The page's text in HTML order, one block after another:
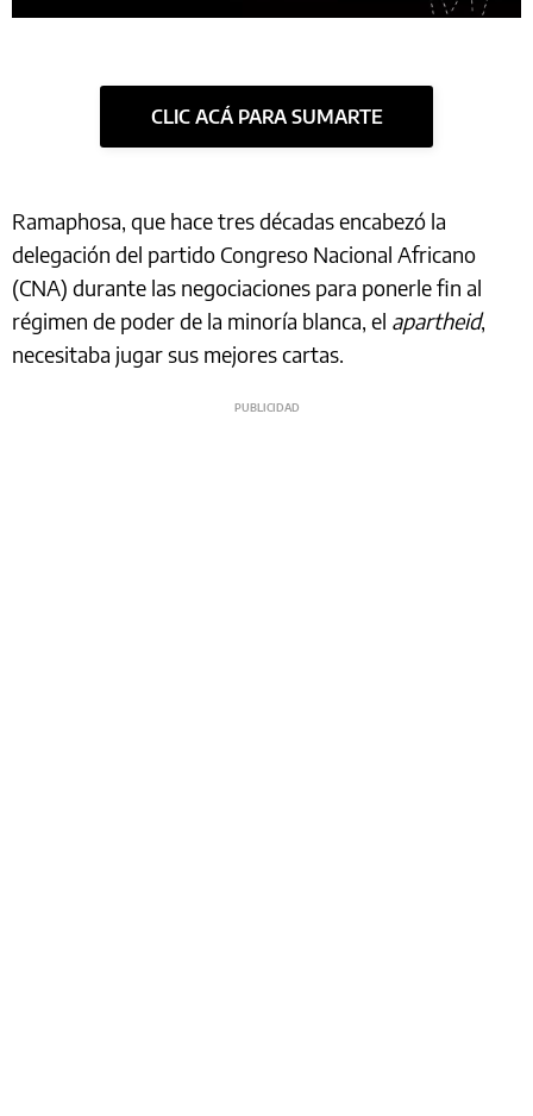
CLIC ACÁ PARA SUMARTE
Ramaphosa, que hace tres décadas encabezó la
delegación del partido Congreso Nacional Africano
(CNA) durante las negociaciones para ponerle fin al
régimen de poder de la minoría blanca, el apartheid,
necesitaba jugar sus mejores cartas.